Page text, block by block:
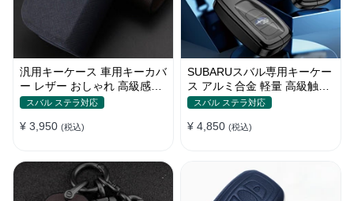
汎用キーケース 車用キーカバ
ー レザー おしゃれ 高級感抜
群 ロゴオーダーメイド
スバル ステラ対応
¥ 3,950 (税込)
SUBARUスバル専用キーケー
ス アルミ合金 軽量 高級触感
洗練デザイン キーカバー
スバル ステラ対応
¥ 4,850 (税込)